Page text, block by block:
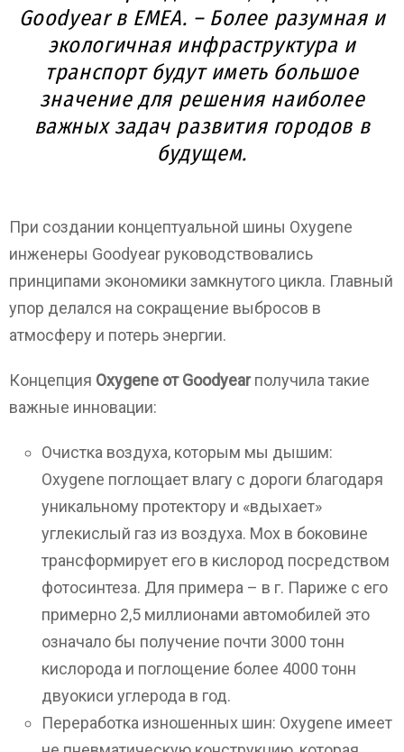
Goodyear в EMEA. – Более разумная и
экологичная инфраструктура и
транспорт будут иметь большое
значение для решения наиболее
важных задач развития городов в
будущем.
При создании концептуальной шины Oxygene
инженеры Goodyear руководствовались
принципами экономики замкнутого цикла. Главный
упор делался на сокращение выбросов в
атмосферу и потерь энергии.
Концепция Oxygene от Goodyearполучила такие
важные инновации:
Очистка воздуха, которым мы дышим:
Oxygene поглощает влагу с дороги благодаря
уникальному протектору и «вдыхает»
углекислый газ из воздуха. Мох в боковине
трансформирует его в кислород посредством
фотосинтеза. Для примера – в г. Париже с его
примерно 2,5 миллионами автомобилей это
означало бы получение почти 3000 тонн
кислорода и поглощение более 4000 тонн
двуокиси углерода в год.
Переработка изношенных шин: Oxygene имеет